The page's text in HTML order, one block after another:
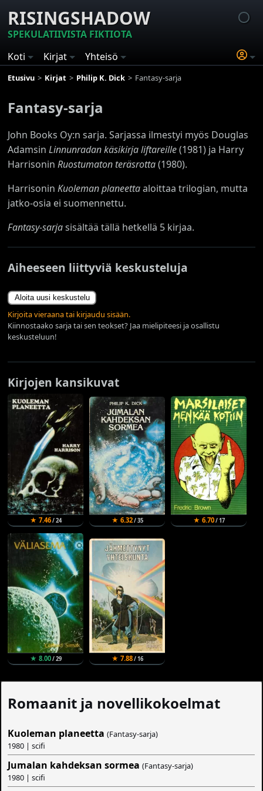
RISINGSHADOW
SPEKULATIIVISTA FIKTIOTA
Koti
Kirjat Yhteisö
Etusivu Kirjat Philip K. Dick Fantasy-sarja
Fantasy-sarja
John Books Oy:n sarja. Sarjassa ilmestyi myös Douglas
AdamsinLinnunradan käsikirja liftareille(1981) ja Harry
HarrisoninRuostumaton teräsrotta(1980).
HarrisoninKuoleman planeettaaloittaa trilogian, mutta
jatko-osia ei suomennettu.
Fantasy-sarjasisältää tällä hetkellä 5 kirjaa.
Aiheeseen liittyviä keskusteluja
Aloita uusi keskustelu
Kirjoita vieraana tai kirjaudu sisään.
Kiinnostaako sarja tai sen teokset? Jaa mielipiteesi ja osallistu
keskusteluun!
Kirjojen kansikuvat
★ 7.46/ 24 ★ 6.32/ 35 ★ 6.70/ 17
★ 8.00/ 29 ★ 7.88/ 16
Romaanit ja novellikokoelmat
Kuoleman planeetta (Fantasy-sarja)
1980 | scifi
Jumalan kahdeksan sormea (Fantasy-sarja)
1980 | scifi